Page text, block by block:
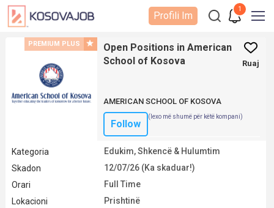
1
Profili Im
PREMIUM PLUS
Open Positions in American
School of Kosova
Ruaj
AMERICAN SCHOOL OF KOSOVA
Follow
(lexo më shumë për këtë kompani)
Kategoria
Edukim, Shkencë & Hulumtim
Skadon
12/07/26 (Ka skaduar!)
Orari
Full Time
Lokacioni
Prishtinë